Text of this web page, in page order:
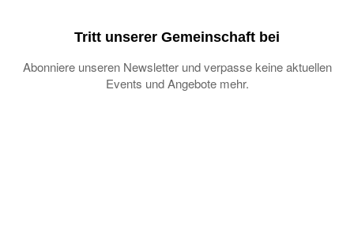
Tritt unserer Gemeinschaft bei
Abonniere unseren Newsletter und verpasse keine aktuellen
Events und Angebote mehr.